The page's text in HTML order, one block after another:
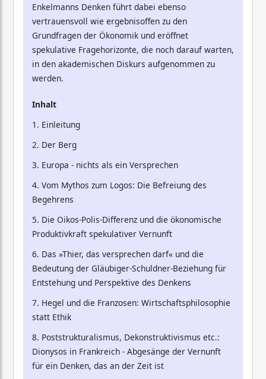
Enkelmanns Denken führt dabei ebenso
vertrauensvoll wie ergebnisoffen zu den
Grundfragen der Ökonomik und eröffnet
spekulative Fragehorizonte, die noch darauf warten,
in den akademischen Diskurs aufgenommen zu
werden.
Inhalt
1. Einleitung
2. Der Berg
3. Europa - nichts als ein Versprechen
4. Vom Mythos zum Logos: Die Befreiung des
Begehrens
5. Die Oikos-Polis-Differenz und die ökonomische
Produktivkraft spekulativer Vernunft
6. Das »Thier, das versprechen darf« und die
Bedeutung der Gläubiger-Schuldner-Beziehung für
Entstehung und Perspektive des Denkens
7. Hegel und die Franzosen: Wirtschaftsphilosophie
statt Ethik
8. Poststrukturalismus, Dekonstruktivismus etc.:
Dionysos in Frankreich - Abgesänge der Vernunft
für ein Denken, das an der Zeit ist